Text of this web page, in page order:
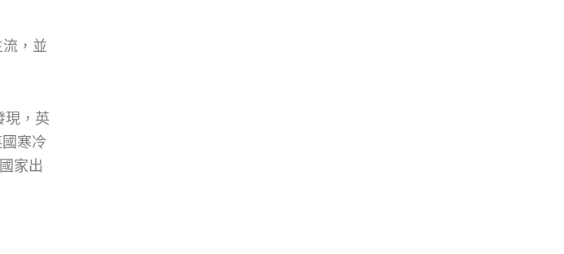
，並
現，英
寒冷
家出